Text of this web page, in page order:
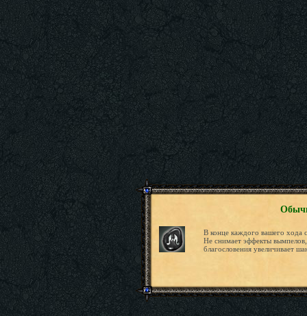
В конце каждого вашего хода
Не снимает эффекты
благословения увеличивает